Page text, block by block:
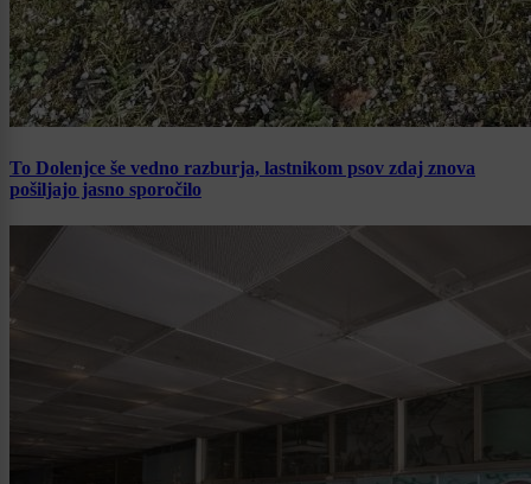
To Dolenjce še vedno razburja, lastnikom psov zdaj znova
pošiljajo jasno sporočilo